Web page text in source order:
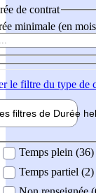
de contrat
minimale (en
le filtre du type de
filtres de Durée
Temps plein (36)
Temps partiel (2)